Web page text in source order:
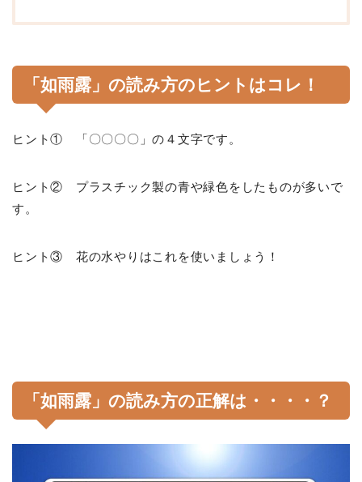
「如雨露」の読み方のヒントはコレ！
ヒント① 「〇〇〇〇」の４文字です。
ヒント② プラスチック製の青や緑色をしたものが多いで
す。
ヒント③ 花の水やりはこれを使いましょう！
「如雨露」の読み方の正解は・・・・？